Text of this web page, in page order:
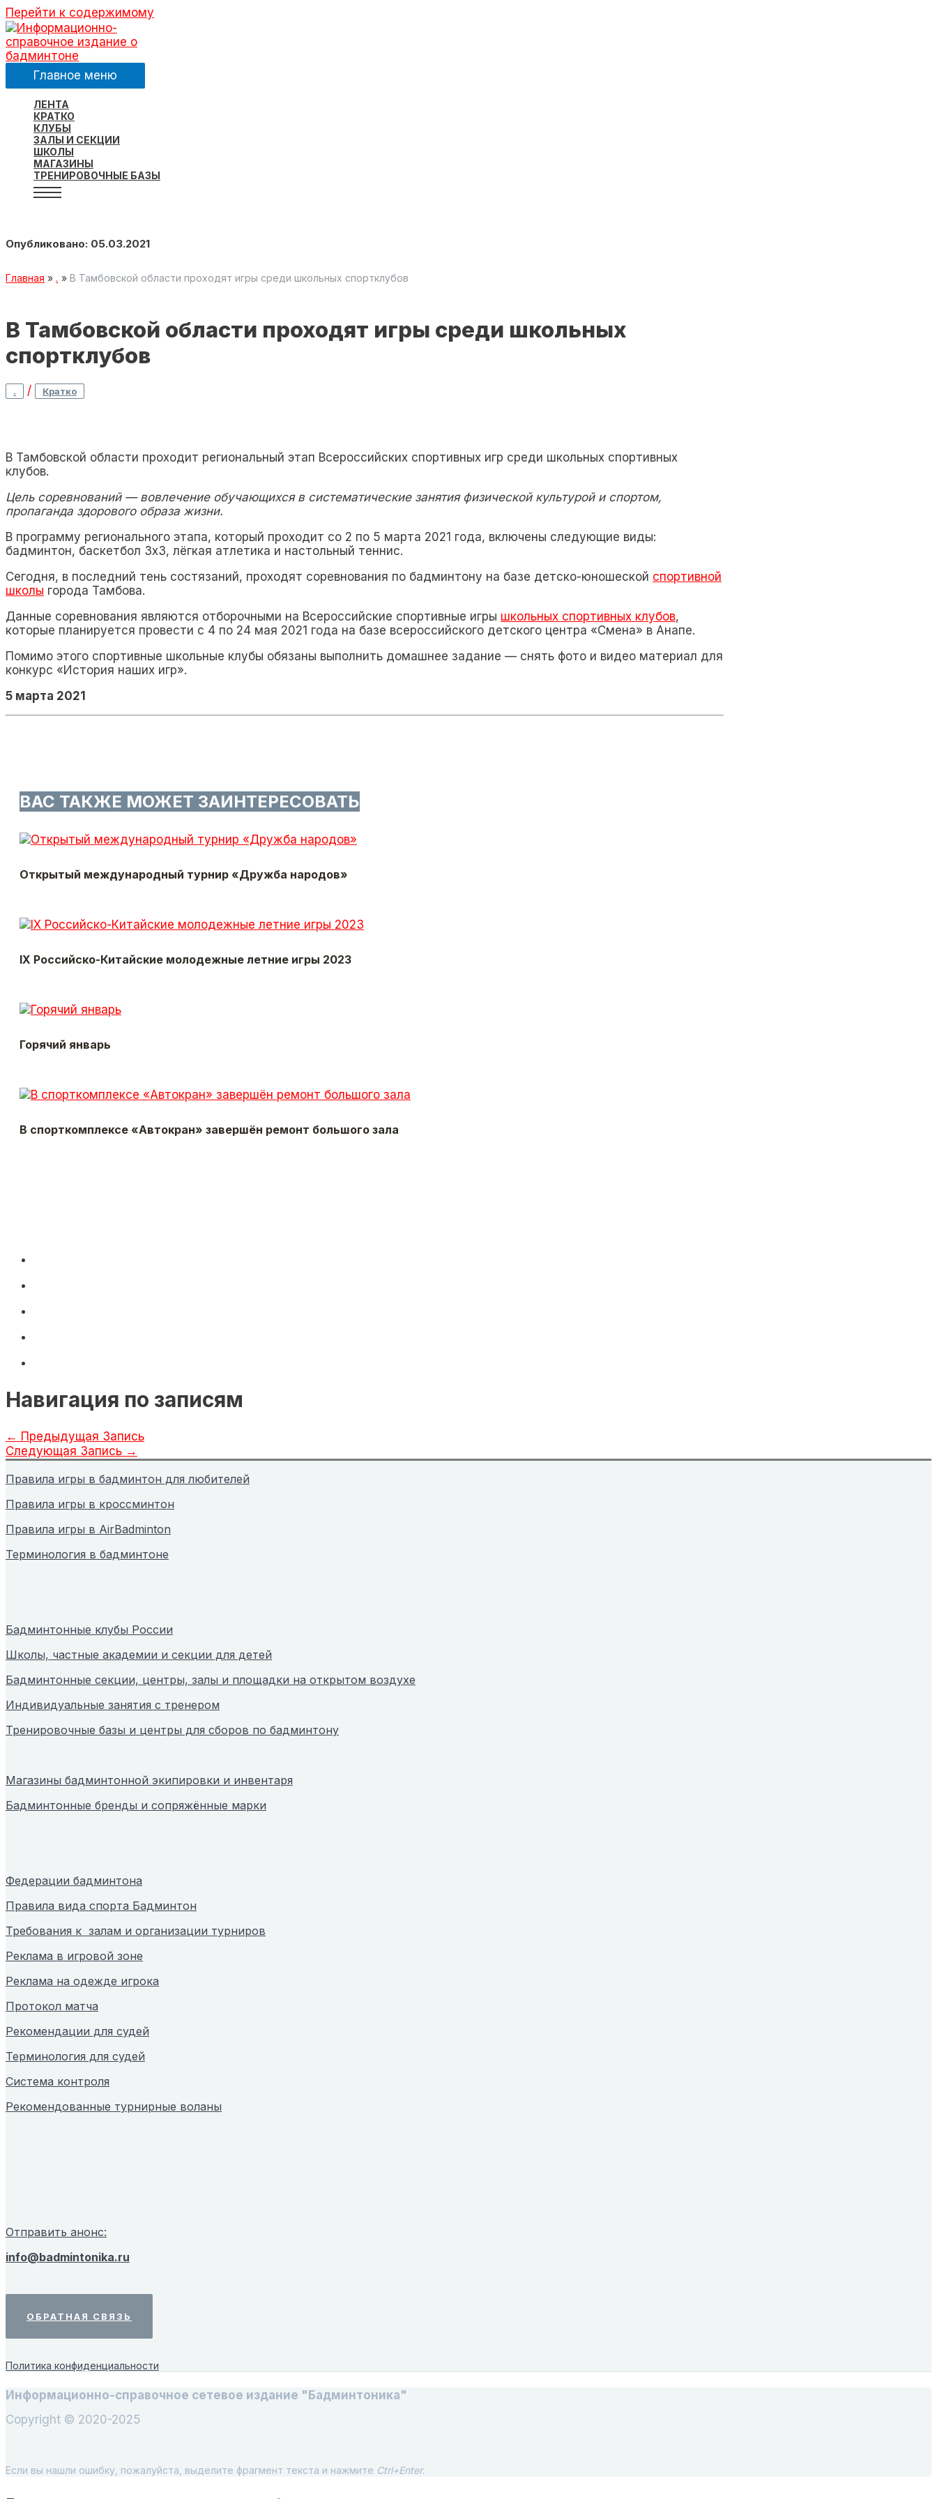
Перейти к содержимому
Главное меню
ЛЕНТА
КРАТКО
КЛУБЫ
ЗАЛЫ И СЕКЦИИ
ШКОЛЫ
МАГАЗИНЫ
ТРЕНИРОВОЧНЫЕ БАЗЫ
Опубликовано: 05.03.2021
Главная . В Тамбовской области проходят игры среди школьных спортклубов
В Тамбовской области проходят игры среди школьных
спортклубов
. / Кратко
В Тамбовской области проходит региональный этап Всероссийских спортивных игр среди школьных спортивных
клубов.
Цель соревнований — вовлечение обучающихся в систематические занятия физической культурой и спортом,
пропаганда здорового образа жизни.
В программу регионального этапа, который проходит со 2 по 5 марта 2021 года, включены следующие виды:
бадминтон, баскетбол 3х3, лёгкая атлетика и настольный теннис.
Сегодня, в последний тень состязаний, проходят соревнования по бадминтону на базе детско-юношеской спортивной
школы города Тамбова.
Данные соревнования являются отборочными на Всероссийские спортивные игры школьных спортивных клубов,
которые планируется провести с 4 по 24 мая 2021 года на базе всероссийского детского центра «Смена» в Анапе.
Помимо этого спортивные школьные клубы обязаны выполнить домашнее задание — снять фото и видео материал для
конкурс «История наших игр».
5 марта 2021
ВАС ТАКЖЕ МОЖЕТ ЗАИНТЕРЕСОВАТЬ
Открытый международный турнир «Дружба народов»
IX Российско-Китайские молодежные летние игры 2023
Горячий январь
В спорткомплексе «Автокран» завершён ремонт большого зала
Навигация по записям
← Предыдущая Запись
Следующая Запись →
Правила игры в бадминтон для любителей
Правила игры в кроссминтон
Правила игры в AirBadminton
Терминология в бадминтоне
Бадминтонные клубы России
Школы, частные академии и секции для детей
Бадминтонные секции, центры, залы и площадки на открытом воздухе
Индивидуальные занятия с тренером
Тренировочные базы и центры для сборов по бадминтону
Магазины бадминтонной экипировки и инвентаря
Бадминтонные бренды и сопряжённые марки
Федерации бадминтона
Правила вида спорта Бадминтон
Требования к залам и организации турниров
Реклама в игровой зоне
Реклама на одежде игрока
Протокол матча
Рекомендации для судей
Терминология для судей
Система контроля
Рекомендованные турнирные воланы
Отправить анонс:
info@badmintonika.ru
ОБРАТНАЯ СВЯЗЬ
Политика конфиденциальности
Информационно-справочное сетевое издание "Бадминтоника"
Copyright © 2020-2025
Если вы нашли ошибку, пожалуйста, выделите фрагмент текста и нажмите Ctrl+Enter.